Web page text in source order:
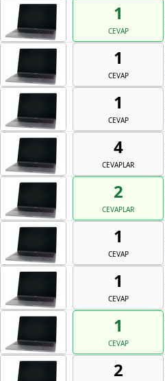
1
CEVAP
1
CEVAP
1
CEVAP
4
CEVAPLAR
2
CEVAPLAR
1
CEVAP
1
CEVAP
1
CEVAP
2